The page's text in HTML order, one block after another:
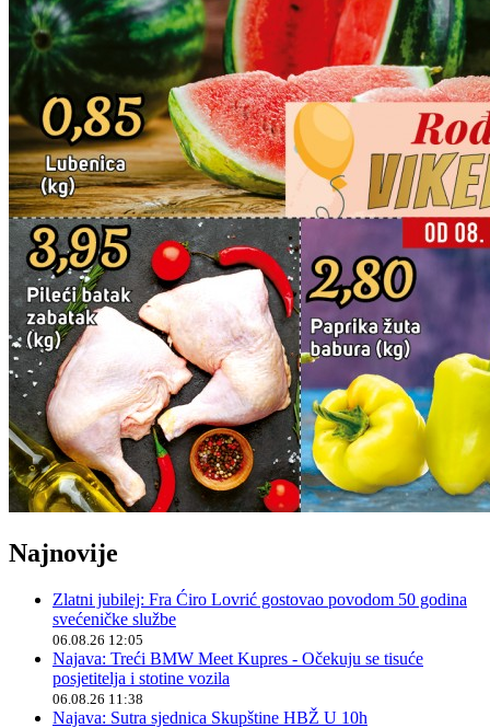
Najnovije
Zlatni jubilej: Fra Ćiro Lovrić gostovao povodom 50 godina
svećeničke službe
06.08.26 12:05
Najava: Treći BMW Meet Kupres - Očekuju se tisuće
posjetitelja i stotine vozila
06.08.26 11:38
Najava: Sutra sjednica Skupštine HBŽ U 10h